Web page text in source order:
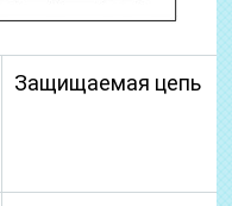
Защищаемая цепь